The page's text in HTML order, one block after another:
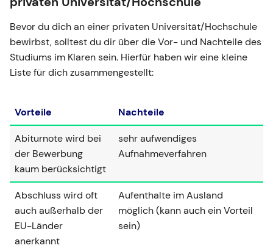
Bevor du dich an einer privaten Universität/Hochschule
bewirbst, solltest du dir über die Vor- und Nachteile des
Studiums im Klaren sein. Hierfür haben wir eine kleine
Liste für dich zusammengestellt:
Vorteile Nachteile
Abiturnote wird bei
der Bewerbung
kaum berücksichtigt
sehr aufwendiges
Aufnahmeverfahren
Abschluss wird oft
auch außerhalb der
EU-Länder
anerkannt
Aufenthalte im Ausland
möglich (kann auch ein Vorteil
sein)